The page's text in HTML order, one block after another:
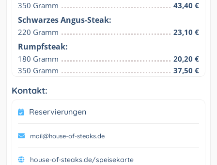
350 Gramm
43,40 €
Schwarzes Angus-Steak:
220 Gramm 23,10 €
Rumpfsteak:
180 Gramm
20,20 €
350 Gramm
37,50 €
Kontakt:
Reservierungen
mail@house-of-steaks.de
house-of-steaks.de/speisekarte